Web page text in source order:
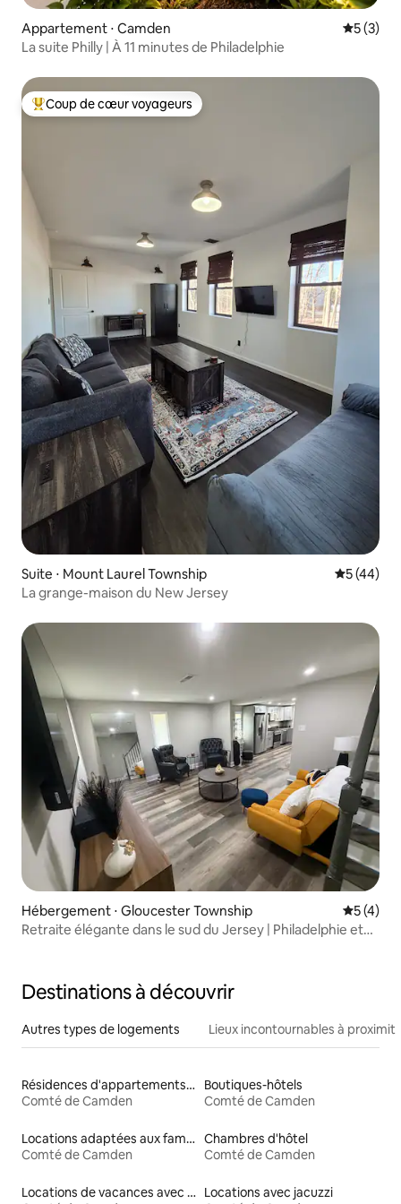
Appartement ⋅ Camden
5 (3)
La suite Philly | À 11 minutes de Philadelphie
Coups de cœur voyageurs les plus appréciés
Coup de cœur voyageurs
Suite ⋅ Mount Laurel Township
5 (44)
La grange-maison du New Jersey
Hébergement ⋅ Gloucester Township
5 (4)
Retraite élégante dans le sud du Jersey | Philadelphie et
Destinations à découvrir
Autres types de logements Lieux incontournables à
Résidences d'appartements en location
Comté de Camden
Boutiques-hôtels
Comté de Camden
Locations adaptées aux familles
Comté de Camden
Chambres d'hôtel
Comté de Camden
Locations de vacances avec piscine Locations avec jacuzzi